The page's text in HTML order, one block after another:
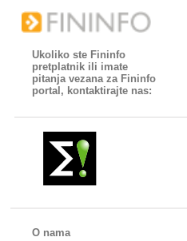
Ukoliko ste Fininfo
pretplatnik ili imate
pitanja vezana za Fininfo
portal, kontaktirajte nas:
O nama